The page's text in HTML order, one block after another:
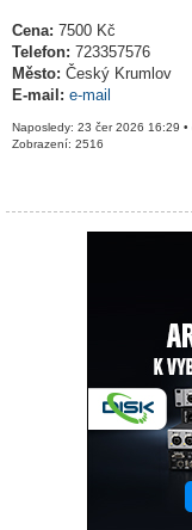
Cena: 7500 Kč
Telefon: 723357576
Město: Český Krumlov
E-mail: e-mail
Naposledy: 23 čer 2026 16:29 •
Zobrazení: 2516